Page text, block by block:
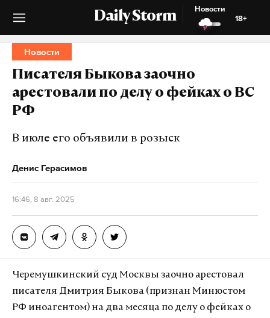
Daily Storm
Новости
18+
Новости
Писателя Быкова заочно
арестовали по делу о фейках о ВС
РФ
В июле его объявили в розыск
Денис Герасимов
16:46, 8 авг. 2025
Черемушкинский суд Москвы заочно арестовал
писателя Дмитрия Быкова (признан Минюстом
РФ иноагентом) на два месяца по делу о фейках о